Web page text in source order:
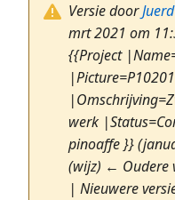
Versie doorJuerd
mrt 2021 om
{{Project
werk
pinoaffe }}
(wijz) ← Oudere
| Nieuwere